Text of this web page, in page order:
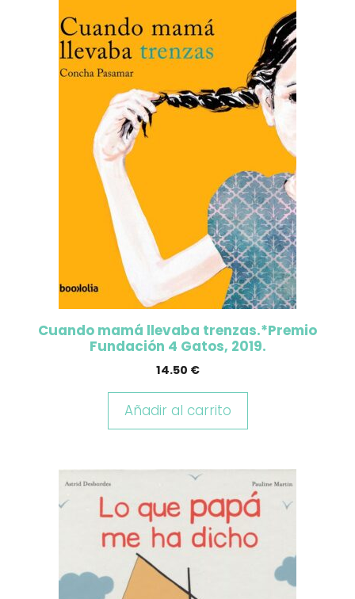
Cuando mamá llevaba trenzas.*Premio
Fundación 4 Gatos, 2019.
14.50 €
Añadir al carrito